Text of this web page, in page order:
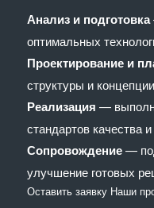
Анализ и подготовка
оптимальных
Проектирование и
структуры и
Реализация —
стандартов качества
Сопровождение—
улучшение готовых
Оставить заявку Наши